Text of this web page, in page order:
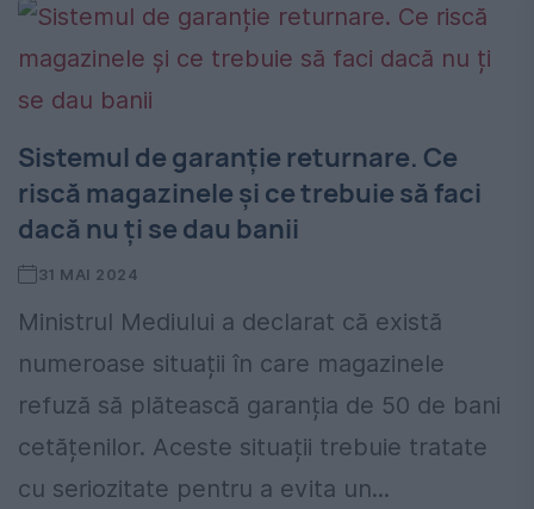
Sistemul de garanție returnare. Ce
riscă magazinele și ce trebuie să faci
dacă nu ți se dau banii
31 MAI 2024
Ministrul Mediului a declarat că există
numeroase situații în care magazinele
refuză să plătească garanția de 50 de bani
cetățenilor. Aceste situații trebuie tratate
cu seriozitate pentru a evita un...